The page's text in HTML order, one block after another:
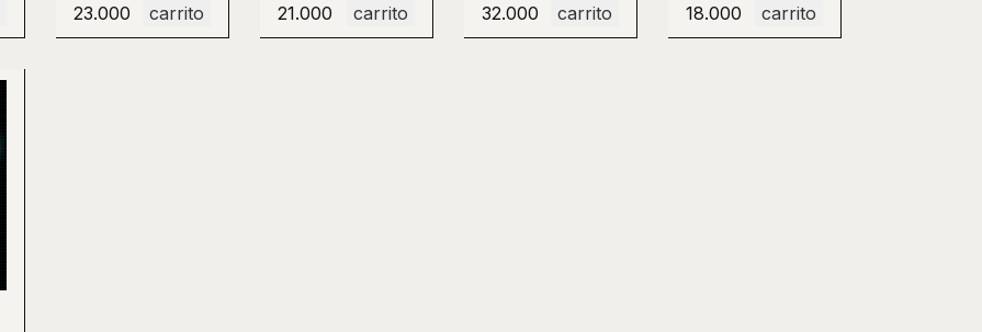
23.000
carrito
21.000
carrito
32.000
carrito
18.000
carrito